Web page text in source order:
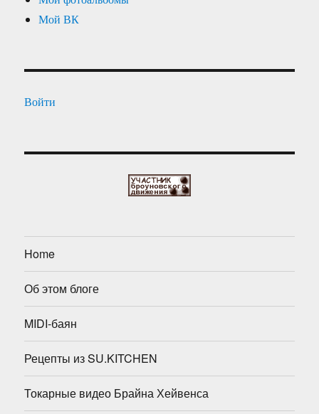
Мой ВК
Войти
Home
Об этом блоге
MIDI-баян
Рецепты из SU.KITCHEN
Токарные видео Брайна Хейвенса